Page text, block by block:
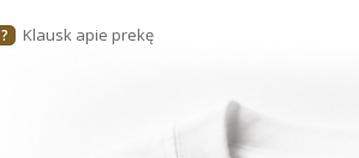
? Klausk apie prekę